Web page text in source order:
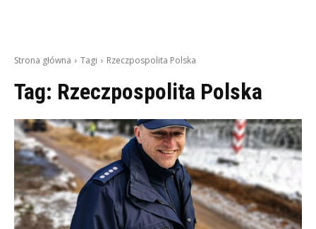
Strona główna Tagi Rzeczpospolita Polska
Tag: Rzeczpospolita Polska